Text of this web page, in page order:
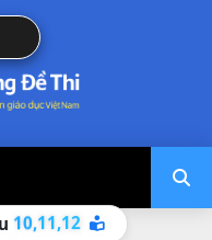
10,11,12